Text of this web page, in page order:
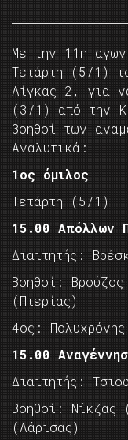
Mε την 11η
Τετάρτη (5/1)
Λίγκας 2, για
(3/1) από την
βοηθοί των
Αναλυτικά:
1ος όμιλος
Tετάρτη (5/1)
15.00 Απόλλων
Διαιτητής:
Βοηθοί:
(Πιερίας)
4ος:
15.00
Διαιτητής:
Βοηθοί: Νίκζας
(Λάρισας)